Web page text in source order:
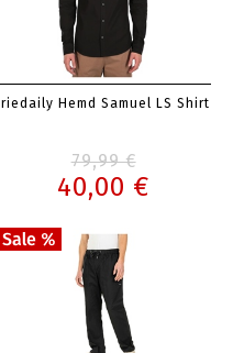
Iriedaily Hemd Samuel LS Shirt
79,99 €
40,00 €